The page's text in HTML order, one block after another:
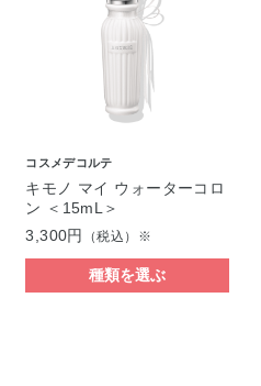
コスメデコルテ
キモノ マイ ウォーターコロ
ン ＜15mL＞
3,300円
（税込）※
種類を選ぶ